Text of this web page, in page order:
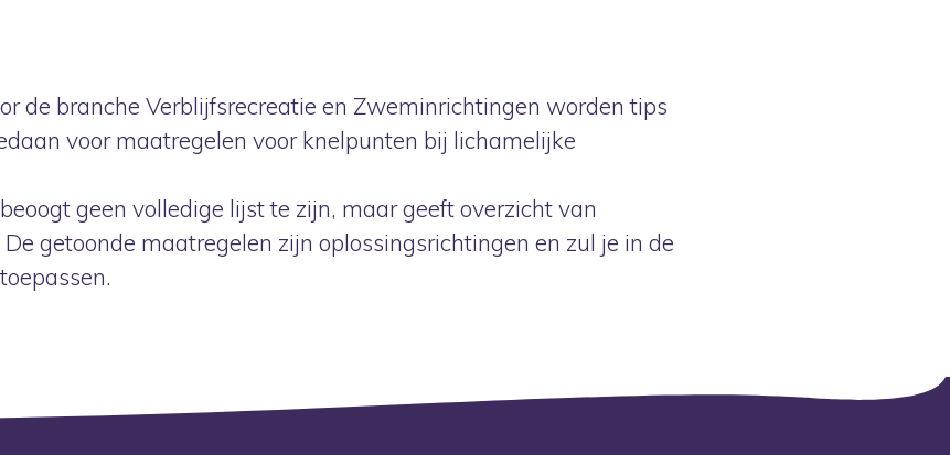
de branche Verblijfsrecreatie en Zweminrichtingen worden tips
voor maatregelen voor knelpunten bij lichamelijke
geen volledige lijst te zijn, maar geeft overzicht van
getoonde maatregelen zijn oplossingsrichtingen en zul je in de